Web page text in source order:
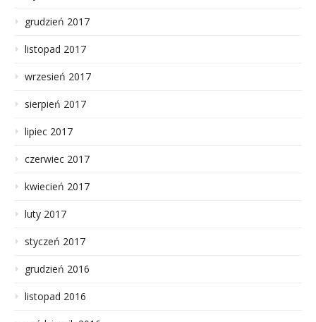
grudzień 2017
listopad 2017
wrzesień 2017
sierpień 2017
lipiec 2017
czerwiec 2017
kwiecień 2017
luty 2017
styczeń 2017
grudzień 2016
listopad 2016